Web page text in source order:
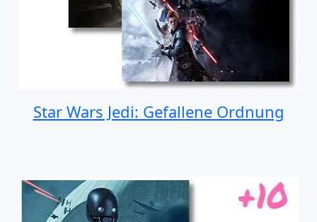
Star Wars Jedi: Gefallene Ordnung